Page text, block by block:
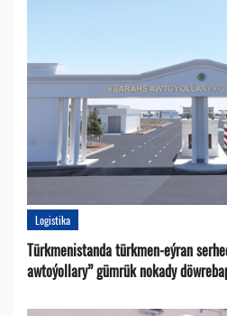
Logistika
Türkmenistanda türkmen-eýran
awtoýollary” gümrük nokady